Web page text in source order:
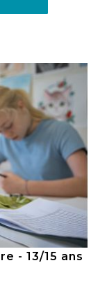
- 13/15 ans